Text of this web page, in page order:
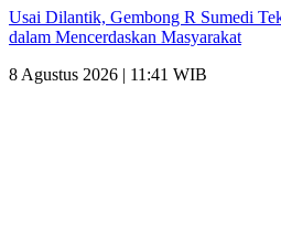
Usai Dilantik, Gembong R Sumedi
dalam Mencerdaskan Masyarakat
8 Agustus 2026 | 11:41 WIB